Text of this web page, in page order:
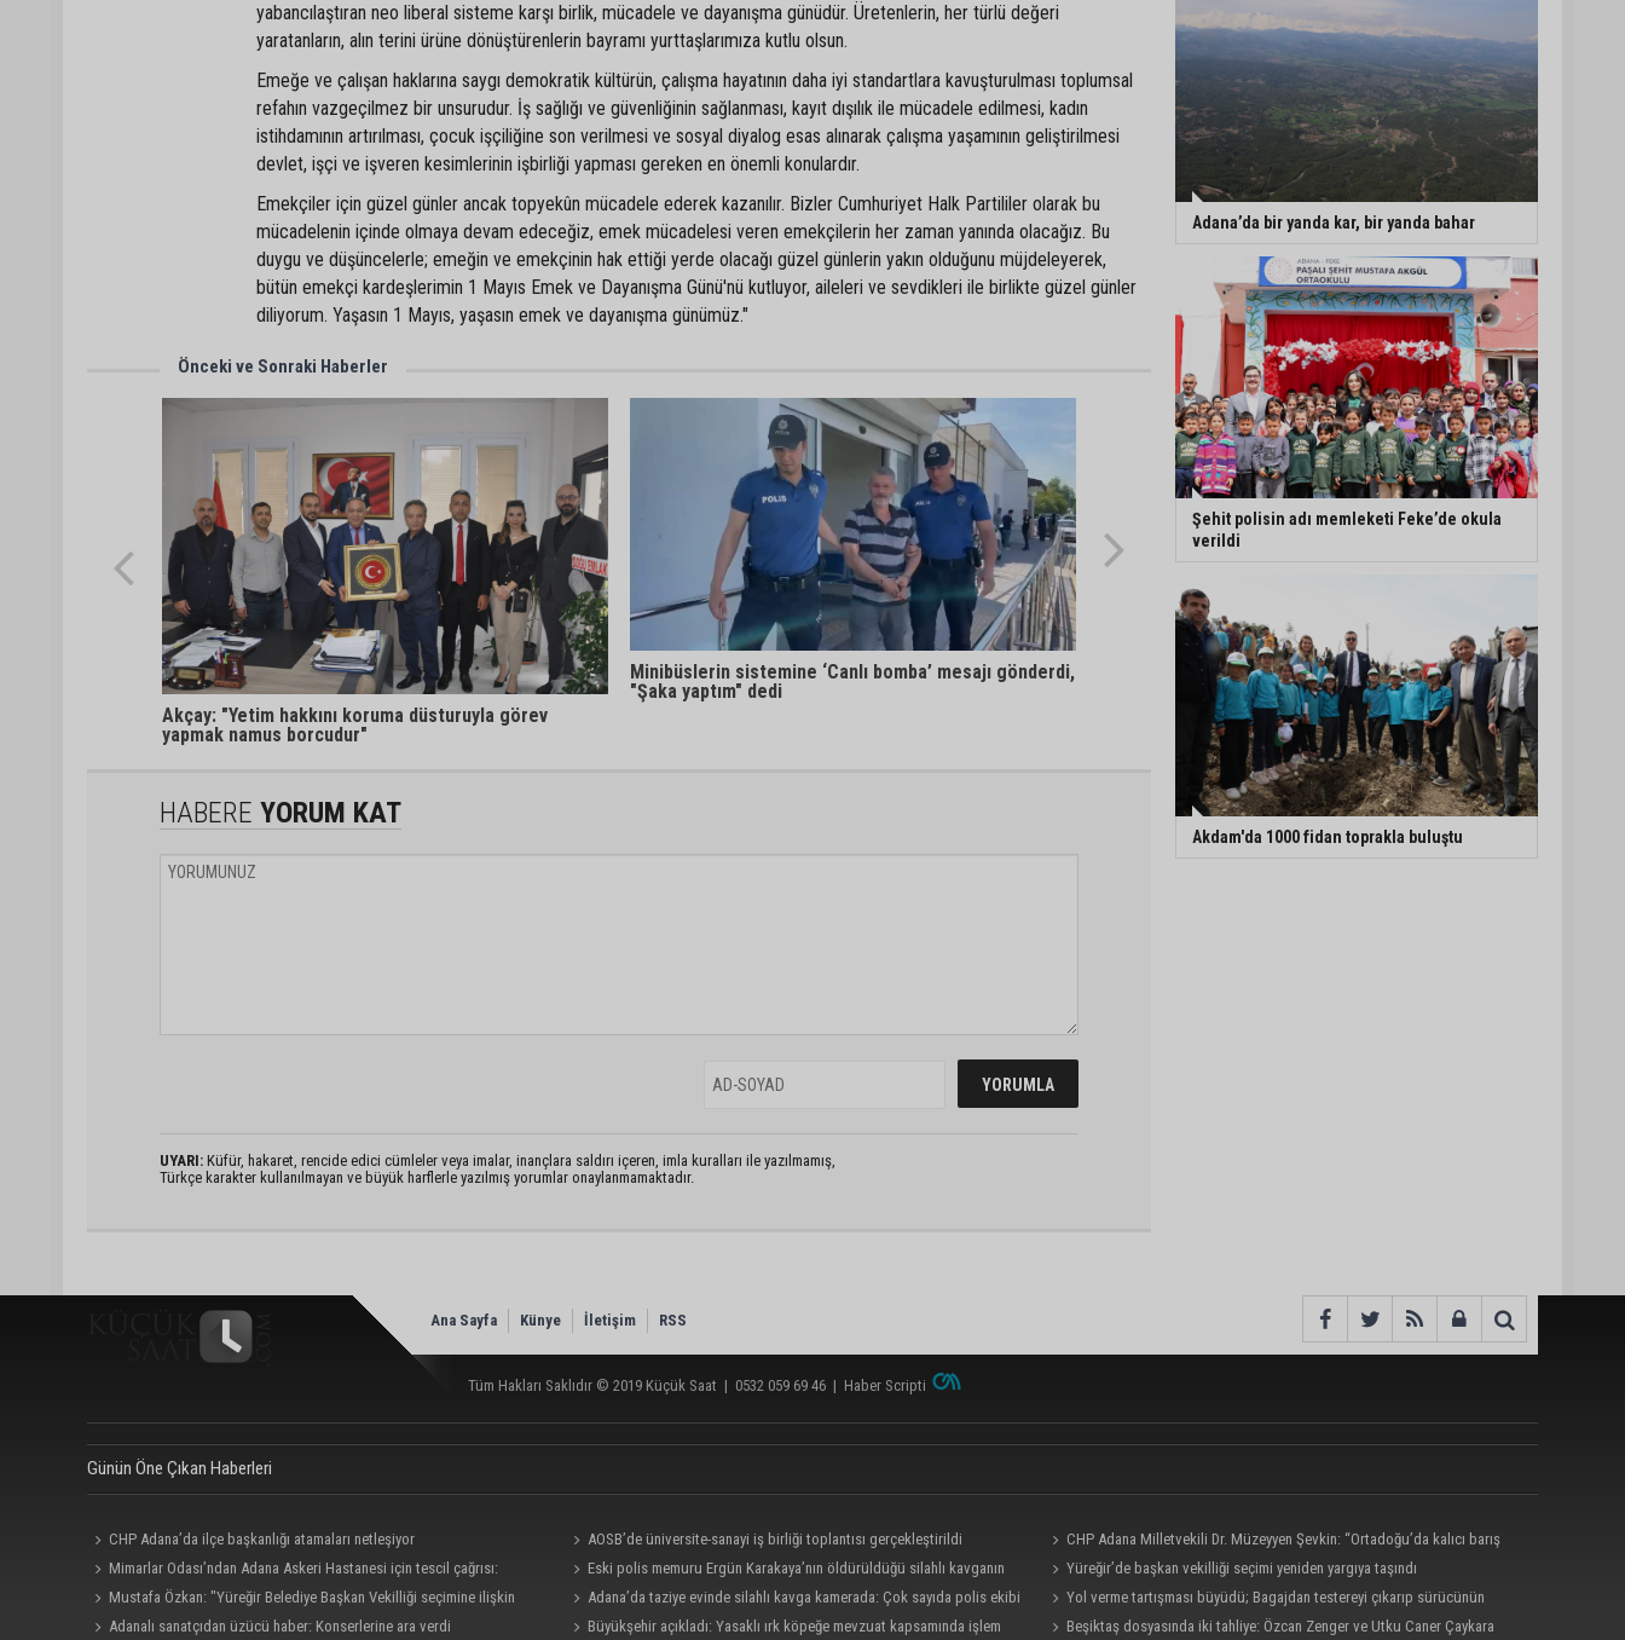
yabancılaştıran neo liberal sisteme karşı birlik, mücadele ve dayanışma günüdür. Üretenlerin, her türlü değeri
yaratanların, alın terini ürüne dönüştürenlerin bayramı yurttaşlarımıza kutlu olsun.
Emeğe ve çalışan haklarına saygı demokratik kültürün, çalışma hayatının daha iyi standartlara kavuşturulması toplumsal
refahın vazgeçilmez bir unsurudur. İş sağlığı ve güvenliğinin sağlanması, kayıt dışılık ile mücadele edilmesi, kadın
istihdamının artırılması, çocuk işçiliğine son verilmesi ve sosyal diyalog esas alınarak çalışma yaşamının geliştirilmesi
devlet, işçi ve işveren kesimlerinin işbirliği yapması gereken en önemli konulardır.
Emekçiler için güzel günler ancak topyekûn mücadele ederek kazanılır. Bizler Cumhuriyet Halk Partililer olarak bu
mücadelenin içinde olmaya devam edeceğiz, emek mücadelesi veren emekçilerin her zaman yanında olacağız. Bu
duygu ve düşüncelerle; emeğin ve emekçinin hak ettiği yerde olacağı güzel günlerin yakın olduğunu müjdeleyerek,
bütün emekçi kardeşlerimin 1 Mayıs Emek ve Dayanışma Günü'nü kutluyor, aileleri ve sevdikleri ile birlikte güzel günler
diliyorum. Yaşasın 1 Mayıs, yaşasın emek ve dayanışma günümüz."
Önceki ve Sonraki Haberler
Akçay: "Yetim hakkını koruma düsturuyla görev
yapmak namus borcudur"
Minibüslerin sistemine ‘Canlı bomba’ mesajı gönderdi,
"Şaka yaptım" dedi
HABERE YORUM KAT
UYARI: Küfür, hakaret, rencide edici cümleler veya imalar, inançlara saldırı içeren, imla kuralları ile yazılmamış,
Türkçe karakter kullanılmayan ve büyük harflerle yazılmış yorumlar onaylanmamaktadır.
Adana’da bir yanda kar, bir yanda bahar
Şehit polisin adı memleketi Feke’de okula
verildi
Akdam'da 1000 fidan toprakla buluştu
Ana Sayfa Künye İletişim RSS
Tüm Hakları Saklıdır © 2019 Küçük Saat | 0532 059 69 46 | Haber Scripti
Günün Öne Çıkan Haberleri
CHP Adana’da ilçe başkanlığı atamaları netleşiyor AOSB’de üniversite-sanayi iş birliği toplantısı gerçekleştirildi
CHP Adana Milletvekili Dr. Müzeyyen Şevkin: “Ortadoğu’da kalıcı barış
ve iş birliği sağlanmalı”
Mimarlar Odası’ndan Adana Askeri Hastanesi için tescil çağrısı:
“Satılmamalı, amaç dışı kullanılmamalı”
Eski polis memuru Ergün Karakaya’nın öldürüldüğü silahlı kavganın
görüntüleri ortaya çıktı
Yüreğir’de başkan vekilliği seçimi yeniden yargıya taşındı
Mustafa Özkan: "Yüreğir Belediye Başkan Vekilliği seçimine ilişkin
hukuki süreç başlatıldı"
Adana’da taziye evinde silahlı kavga kamerada: Çok sayıda polis ekibi
olay yerine sevk edildi
Yol verme tartışması büyüdü; Bagajdan testereyi çıkarıp sürücünün
üzerine yürüdü
Adanalı sanatçıdan üzücü haber: Konserlerine ara verdi Büyükşehir açıkladı: Yasaklı ırk köpeğe mevzuat kapsamında işlem Beşiktaş dosyasında iki tahliye: Özcan Zenger ve Utku Caner Çaykara